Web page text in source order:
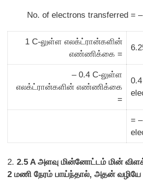
No. of electrons transferred =
1 C-லுள்ள எலக்ட்ரான்களின்
எண்ணிக்கை =
– 0.4 C-லுள்ள
எலக்ட்ரான்களின் எண்ணிக்கை
=
=
2. 2.5 A அளவு மின்னோட்டம் மின்
2 மணி நேரம் பாய்ந்தால், அதன் வழியே